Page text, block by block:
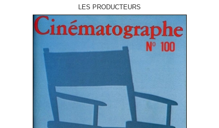
LES PRODUCTEURS